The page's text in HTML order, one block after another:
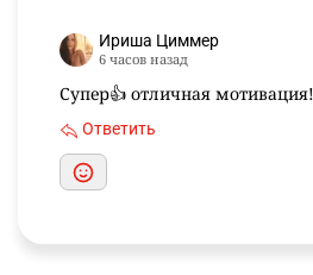
Ириша Циммер
6 часов назад
Супер👍 отличная
Ответить